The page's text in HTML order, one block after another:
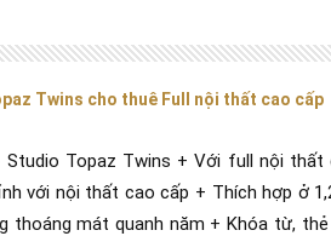
Twins cho thuê Full nội thất cao cấp
Studio Topaz Twins + Với full nội
với nội thất cao cấp + Thích hợp ở
thoáng mát quanh năm + Khóa từ,